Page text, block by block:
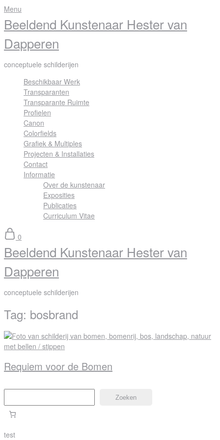
Skip
to
content
Menu
Beeldend Kunstenaar Hester van
Dapperen
conceptuele schilderijen
Beschikbaar Werk
Transparanten
Transparante Ruimte
Profielen
Canon
Colorfields
Grafiek & Multiples
Projecten & Installaties
Contact
Informatie
Over de kunstenaar
Exposities
Publicaties
Curriculum Vitae
0
Beeldend Kunstenaar Hester van
Dapperen
conceptuele schilderijen
Tag: bosbrand
Requiem voor de Bomen
Zoeken
test